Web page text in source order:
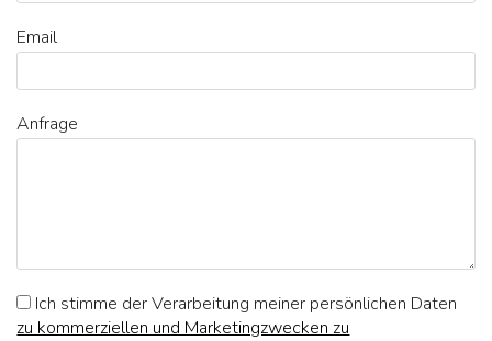
Email
Anfrage
Ich stimme der Verarbeitung meiner persönlichen Daten
zu kommerziellen und Marketingzwecken zu